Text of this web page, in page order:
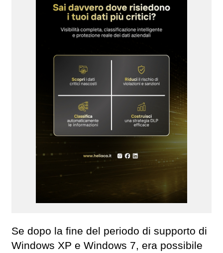
Se dopo la fine del periodo di supporto di
Windows XP e Windows 7, era possibile